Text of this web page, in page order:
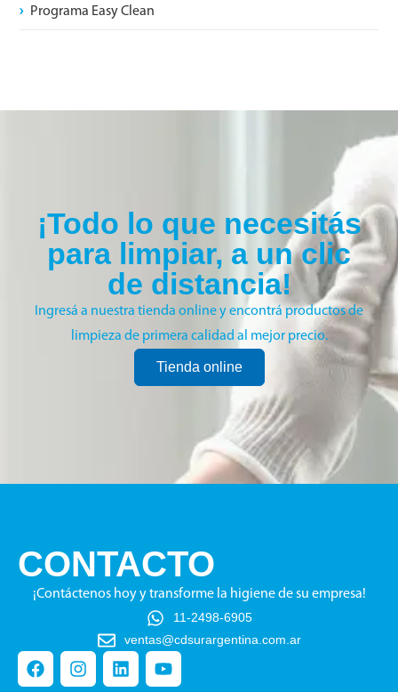
Programa Easy Clean
¡Todo lo que necesitás
para limpiar, a un clic
de distancia!
Ingresá a nuestra tienda online y encontrá productos de
limpieza de primera calidad al mejor precio.
Tienda online
CONTACTO
¡Contáctenos hoy y transforme la higiene de su empresa!
11-2498-6905
ventas@cdsurargentina.com.ar